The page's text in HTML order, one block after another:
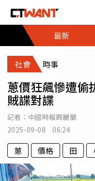
最新
社會 時事
蔥價狂飆慘遭
賊諜對諜
記者： 中國時報周麗蘭
2025-09-08 06:24
蔥 價格 田